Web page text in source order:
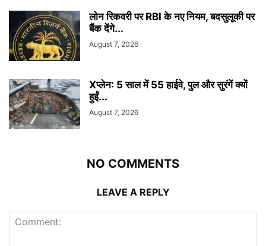
लोन रिकवरी पर RBI के नए नियम, बदसुलूकी पर
बैंक देंगे...
August 7, 2026
Xप्लेन: 5 साल में 55 हाईवे, पुल और सुरंगें क्यों
हुईं...
August 7, 2026
NO COMMENTS
LEAVE A REPLY